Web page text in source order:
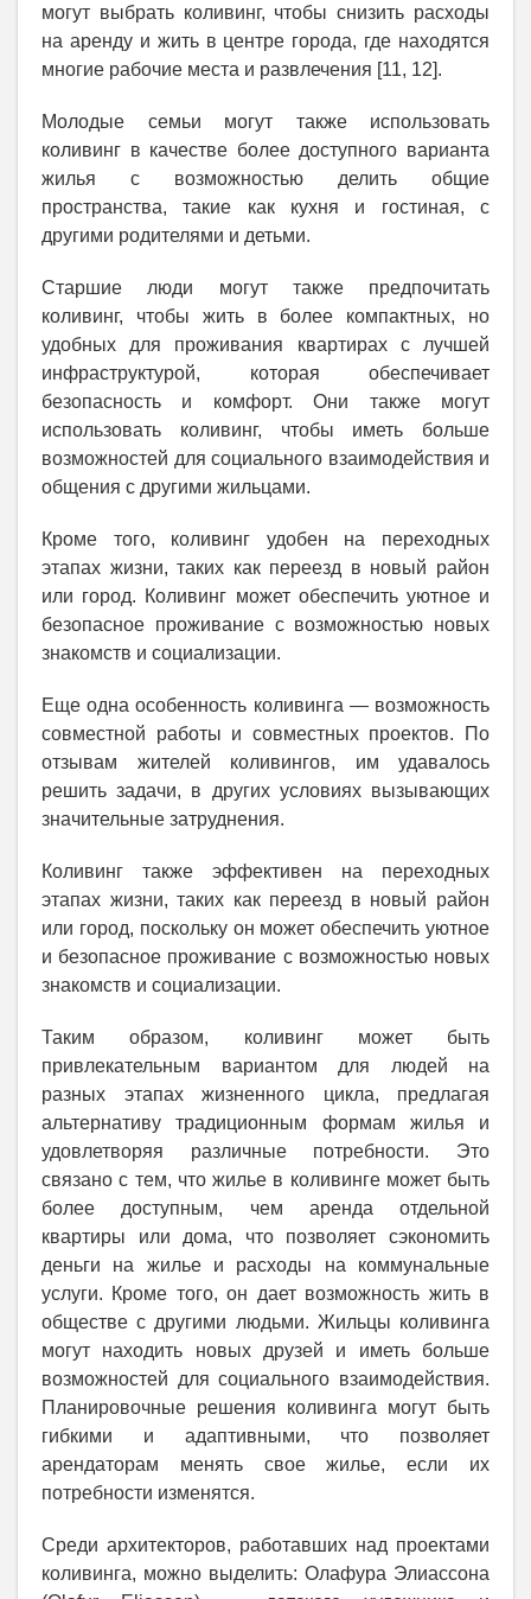
могут выбрать коливинг, чтобы снизить расходы
на аренду и жить в центре города, где находятся
многие рабочие места и развлечения [11, 12].
Молодые семьи могут также использовать
коливинг в качестве более доступного варианта
жилья с возможностью делить общие
пространства, такие как кухня и гостиная, с
другими родителями и детьми.
Старшие люди могут также предпочитать
коливинг, чтобы жить в более компактных, но
удобных для проживания квартирах с лучшей
инфраструктурой, которая обеспечивает
безопасность и комфорт. Они также могут
использовать коливинг, чтобы иметь больше
возможностей для социального взаимодействия и
общения с другими жильцами.
Кроме того, коливинг удобен на переходных
этапах жизни, таких как переезд в новый район
или город. Коливинг может обеспечить уютное и
безопасное проживание с возможностью новых
знакомств и социализации.
Еще одна особенность коливинга — возможность
совместной работы и совместных проектов. По
отзывам жителей коливингов, им удавалось
решить задачи, в других условиях вызывающих
значительные затруднения.
Коливинг также эффективен на переходных
этапах жизни, таких как переезд в новый район
или город, поскольку он может обеспечить уютное
и безопасное проживание с возможностью новых
знакомств и социализации.
Таким образом, коливинг может быть
привлекательным вариантом для людей на
разных этапах жизненного цикла, предлагая
альтернативу традиционным формам жилья и
удовлетворяя различные потребности. Это
связано с тем, что жилье в коливинге может быть
более доступным, чем аренда отдельной
квартиры или дома, что позволяет сэкономить
деньги на жилье и расходы на коммунальные
услуги. Кроме того, он дает возможность жить в
обществе с другими людьми. Жильцы коливинга
могут находить новых друзей и иметь больше
возможностей для социального взаимодействия.
Планировочные решения коливинга могут быть
гибкими и адаптивными, что позволяет
арендаторам менять свое жилье, если их
потребности изменятся.
Среди архитекторов, работавших над проектами
коливинга, можно выделить: Олафура Элиассона